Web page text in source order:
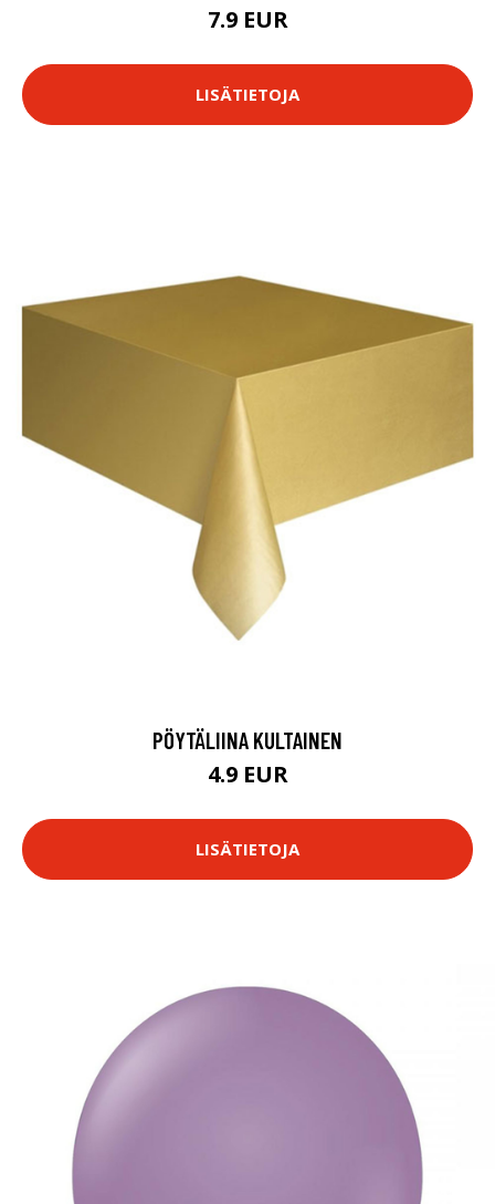
7.9 EUR
LISÄTIETOJA
PÖYTÄLIINA KULTAINEN
4.9 EUR
LISÄTIETOJA